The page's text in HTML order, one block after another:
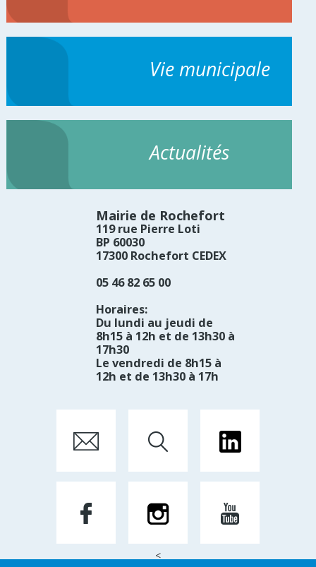
Vie municipale
Actualités
Mairie de Rochefort
119 rue Pierre Loti
BP 60030
17300 Rochefort CEDEX
05 46 82 65 00
Horaires:
Du lundi au jeudi de
8h15 à 12h et de 13h30 à
17h30
Le vendredi de 8h15 à
12h et de 13h30 à 17h
<